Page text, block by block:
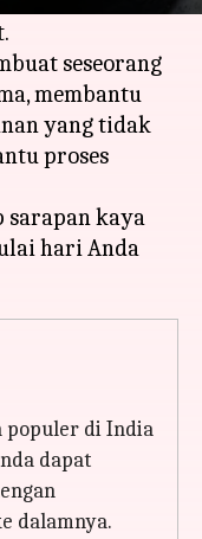
seseorang
membantu
yang tidak
proses
sarapan kaya
hari Anda
populer di India
dapat
dalamnya.